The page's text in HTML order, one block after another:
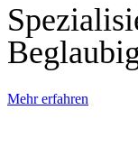
Mehr erfahren